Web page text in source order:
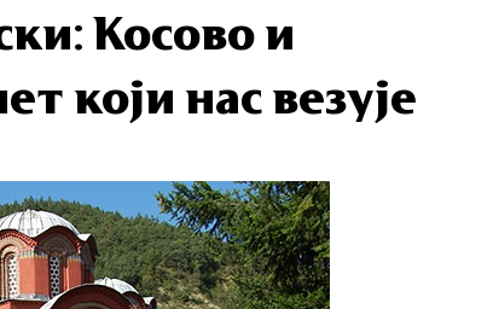
Косово и
који нас везује